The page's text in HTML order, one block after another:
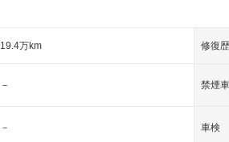
19.4万km 修復歴
－ 禁煙車
－ 車検